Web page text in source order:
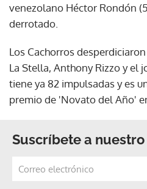
venezolano Héctor Rondón
derrotado.
Los Cachorros
La Stella, Anthony Rizzo y el
tiene ya 82 impulsadas y es
premio de 'Novato del Año'
Suscríbete a